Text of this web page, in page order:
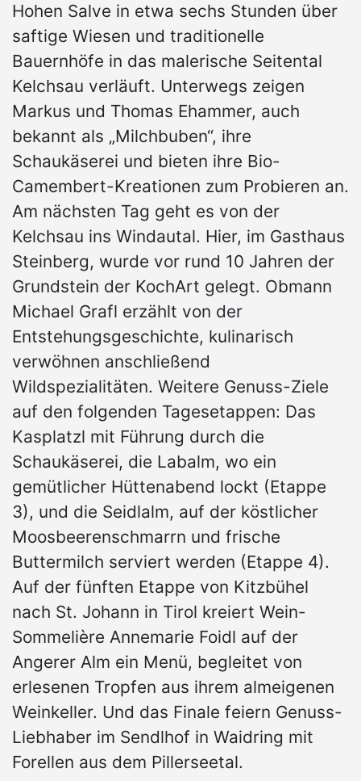
Hohen Salve in etwa sechs Stunden über
saftige Wiesen und traditionelle
Bauernhöfe in das malerische Seitental
Kelchsau verläuft. Unterwegs zeigen
Markus und Thomas Ehammer, auch
bekannt als „Milchbuben“, ihre
Schaukäserei und bieten ihre Bio-
Camembert-Kreationen zum Probieren an.
Am nächsten Tag geht es von der
Kelchsau ins Windautal. Hier, im Gasthaus
Steinberg, wurde vor rund 10 Jahren der
Grundstein der KochArt gelegt. Obmann
Michael Grafl erzählt von der
Entstehungsgeschichte, kulinarisch
verwöhnen anschließend
Wildspezialitäten. Weitere Genuss-Ziele
auf den folgenden Tagesetappen: Das
Kasplatzl mit Führung durch die
Schaukäserei, die Labalm, wo ein
gemütlicher Hüttenabend lockt (Etappe
3), und die Seidlalm, auf der köstlicher
Moosbeerenschmarrn und frische
Buttermilch serviert werden (Etappe 4).
Auf der fünften Etappe von Kitzbühel
nach St. Johann in Tirol kreiert Wein-
Sommelière Annemarie Foidl auf der
Angerer Alm ein Menü, begleitet von
erlesenen Tropfen aus ihrem almeigenen
Weinkeller. Und das Finale feiern Genuss-
Liebhaber im Sendlhof in Waidring mit
Forellen aus dem Pillerseetal.